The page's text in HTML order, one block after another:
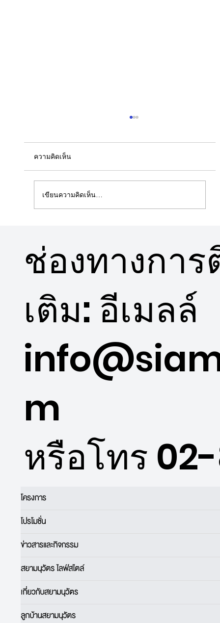
โครงการ
โปรโมชั่น
ข่าวสารและกิจกรรม
สยามนุวัตร ไลฟ์สไตล์
เกี่ยวกับสยามนุวัตร
ลูกบ้านสยามนุวัตร
ช่องทางกา
เติม: อีเมลล์
m
หรือโทร
ความคิดเห็น
เขียนความคิดเห็น…